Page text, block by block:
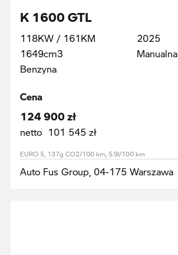
K 1600 GTL
118KW / 161KM
1649cm3
Benzyna
2025
Manualna
Cena
124 900 zł
netto 101 545 zł
EURO 5, 137g CO2/100 km, 5.9l/100 km
Auto Fus Group, 04-175 Warszawa